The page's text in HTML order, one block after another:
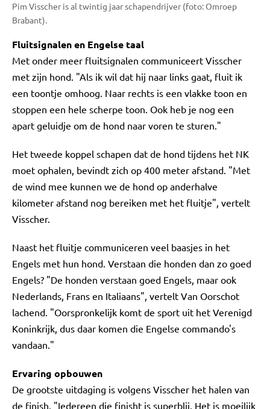
Pim Visscher is al twintig jaar schapendrijver (foto: Omroep
Brabant).
Fluitsignalen en Engelse taal
Met onder meer fluitsignalen communiceert Visscher
met zijn hond. "Als ik wil dat hij naar links gaat, fluit ik
een toontje omhoog. Naar rechts is een vlakke toon en
stoppen een hele scherpe toon. Ook heb je nog een
apart geluidje om de hond naar voren te sturen."
Het tweede koppel schapen dat de hond tijdens het NK
moet ophalen, bevindt zich op 400 meter afstand. "Met
de wind mee kunnen we de hond op anderhalve
kilometer afstand nog bereiken met het fluitje", vertelt
Visscher.
Naast het fluitje communiceren veel baasjes in het
Engels met hun hond. Verstaan die honden dan zo goed
Engels? "De honden verstaan goed Engels, maar ook
Nederlands, Frans en Italiaans", vertelt Van Oorschot
lachend. "Oorspronkelijk komt de sport uit het Verenigd
Koninkrijk, dus daar komen die Engelse commando's
vandaan."
Ervaring opbouwen
De grootste uitdaging is volgens Visscher het halen van
de finish. "Iedereen die finisht is superblij. Het is moeilijk